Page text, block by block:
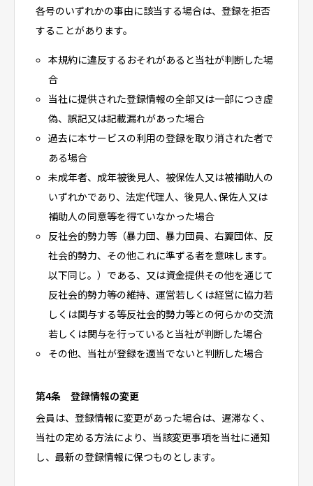
各号のいずれかの事由に該当する場合は、登録を拒否
することがあります。
本規約に違反するおそれがあると当社が判断した場
合
当社に提供された登録情報の全部又は一部につき虚
偽、誤記又は記載漏れがあった場合
過去に本サービスの利用の登録を取り消された者で
ある場合
未成年者、成年被後見人、被保佐人又は被補助人の
いずれかであり、法定代理人、後見人､保佐人又は
補助人の同意等を得ていなかった場合
反社会的勢力等（暴力団、暴力団員、右翼団体、反
社会的勢力、その他これに準ずる者を意味します。
以下同じ。）である、又は資金提供その他を通じて
反社会的勢力等の維持、運営若しくは経営に協力若
しくは関与する等反社会的勢力等との何らかの交流
若しくは関与を行っていると当社が判断した場合
その他、当社が登録を適当でないと判断した場合
第4条 登録情報の変更
会員は、登録情報に変更があった場合は、遅滞なく、
当社の定める方法により、当該変更事項を当社に通知
し、最新の登録情報に保つものとします。